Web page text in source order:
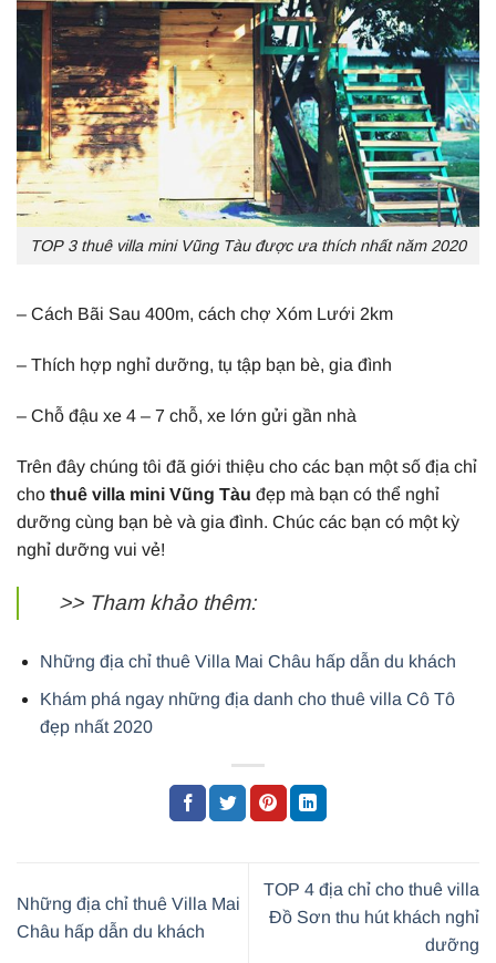
TOP 3 thuê villa mini Vũng Tàu được ưa thích nhất năm 2020
– Cách Bãi Sau 400m, cách chợ Xóm Lưới 2km
– Thích hợp nghỉ dưỡng, tụ tập bạn bè, gia đình
– Chỗ đậu xe 4 – 7 chỗ, xe lớn gửi gần nhà
Trên đây chúng tôi đã giới thiệu cho các bạn một số địa chỉ
cho thuê villa mini Vũng Tàu đẹp mà bạn có thể nghỉ
dưỡng cùng bạn bè và gia đình. Chúc các bạn có một kỳ
nghỉ dưỡng vui vẻ!
>> Tham khảo thêm:
Những địa chỉ thuê Villa Mai Châu hấp dẫn du khách
Khám phá ngay những địa danh cho thuê villa Cô Tô
đẹp nhất 2020
Những địa chỉ thuê Villa Mai
Châu hấp dẫn du khách
TOP 4 địa chỉ cho thuê villa
Đồ Sơn thu hút khách nghỉ
dưỡng